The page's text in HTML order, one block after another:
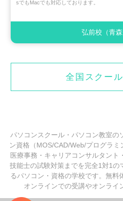
sでもMacでも対応しております。
弘前校（青森
全国スクー
パソコンスクール・パソコン教室の
ン資格（MOS/CAD/Web/プログラミ
医療事務・キャリアコンサルタント
技能士の試験対策までを完全1対1の
るパソコン・資格の学校です。無料
オンラインでの受講やオンライ